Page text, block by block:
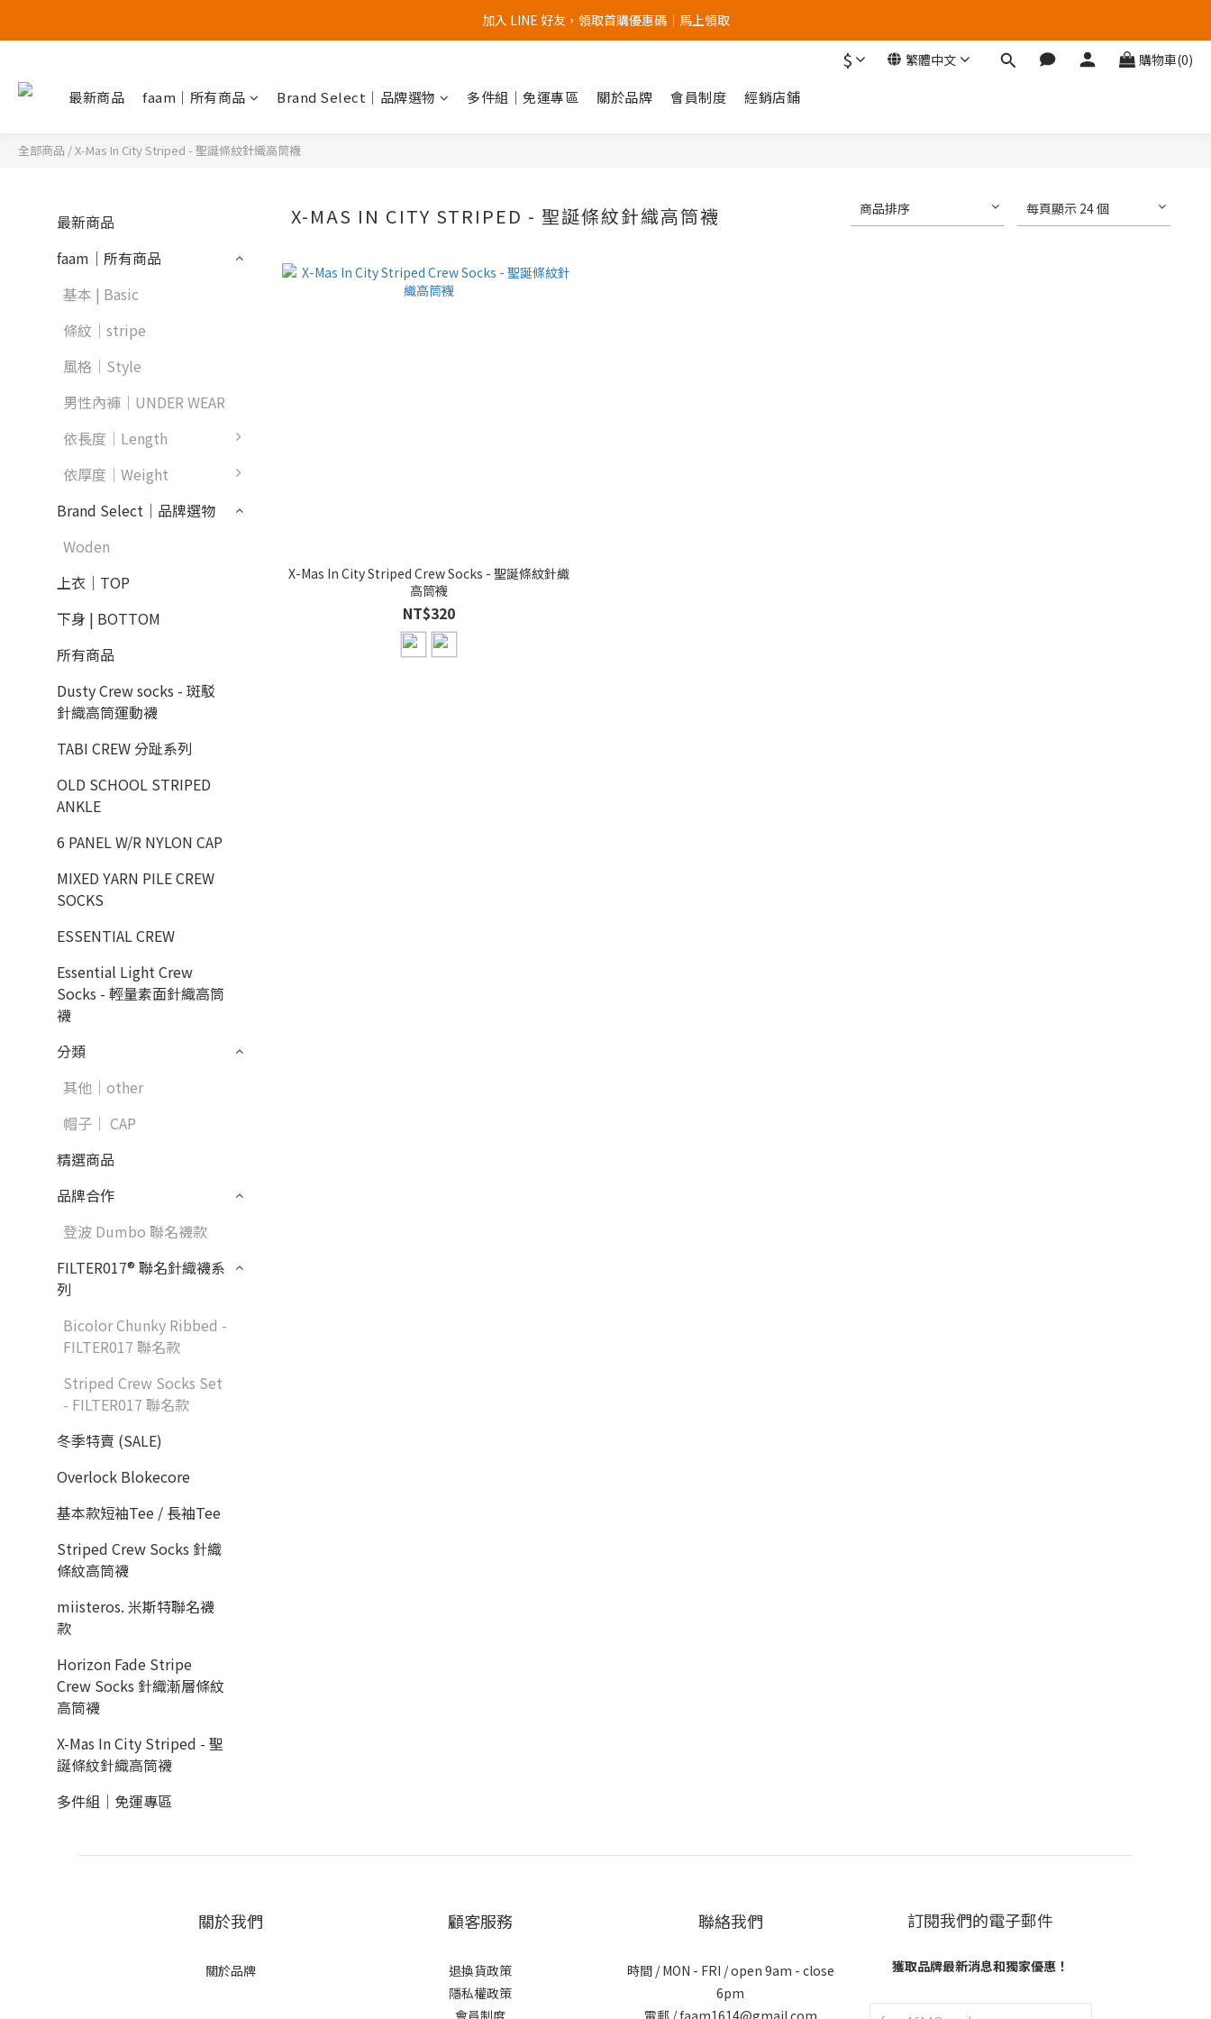
加入官網會員，首次購買 " 免運 "
加入 LINE 好友，領取首購優惠碼｜馬上領取
$ 繁體中文 購物車(0)
最新商品 faam｜所有商品 Brand Select｜品牌選物 多件組｜免運專區 關於品牌 會員制度 經銷店鋪
全部商品 /X-Mas In City Striped - 聖誕條紋針織高筒襪
最新商品
faam｜所有商品
基本 | Basic
條紋｜stripe
風格｜Style
男性內褲｜UNDER WEAR
依長度｜Length
依厚度｜Weight
Brand Select｜品牌選物
Woden
上衣｜TOP
下身 | BOTTOM
所有商品
Dusty Crew socks - 斑駁
針織高筒運動襪
TABI CREW 分趾系列
OLD SCHOOL STRIPED
ANKLE
6 PANEL W/R NYLON CAP
MIXED YARN PILE CREW
SOCKS
ESSENTIAL CREW
Essential Light Crew
Socks - 輕量素面針織高筒
襪
分類
其他｜other
帽子｜ CAP
精選商品
品牌合作
登波 Dumbo 聯名襪款
FILTER017® 聯名針織襪系
列
Bicolor Chunky Ribbed -
FILTER017 聯名款
Striped Crew Socks Set
- FILTER017 聯名款
冬季特賣 (SALE)
Overlock Blokecore
基本款短袖Tee / 長袖Tee
Striped Crew Socks 針織
條紋高筒襪
miisteros. 米斯特聯名襪
款
Horizon Fade Stripe
Crew Socks 針織漸層條紋
高筒襪
X-Mas In City Striped - 聖
誕條紋針織高筒襪
多件組｜免運專區
X-MAS IN CITY STRIPED - 聖誕條紋針織高筒襪 商品排序 每頁顯示 24 個
X-Mas In City Striped Crew Socks - 聖誕條紋針織
高筒襪
NT$320
關於我們
關於品牌
顧客服務
退換貨政策
隱私權政策
會員制度
聯絡我們
時間 / MON - FRI / open 9am - close
6pm
電郵 / faam1614@gmail.com
訂閱我們的電子郵件
獲取品牌最新消息和獨家優惠！